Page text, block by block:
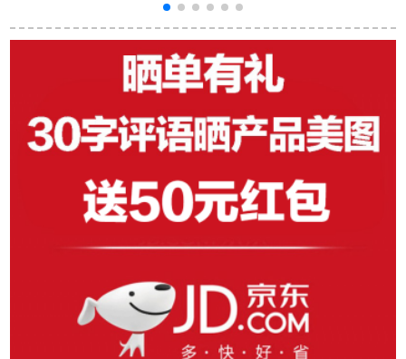
体机の蒸気蒸し器の
に食器洗い机+消毒棚
大容量エナメル内胆
が独立操作して温回
家庭用33 L多機能電
気オルラック